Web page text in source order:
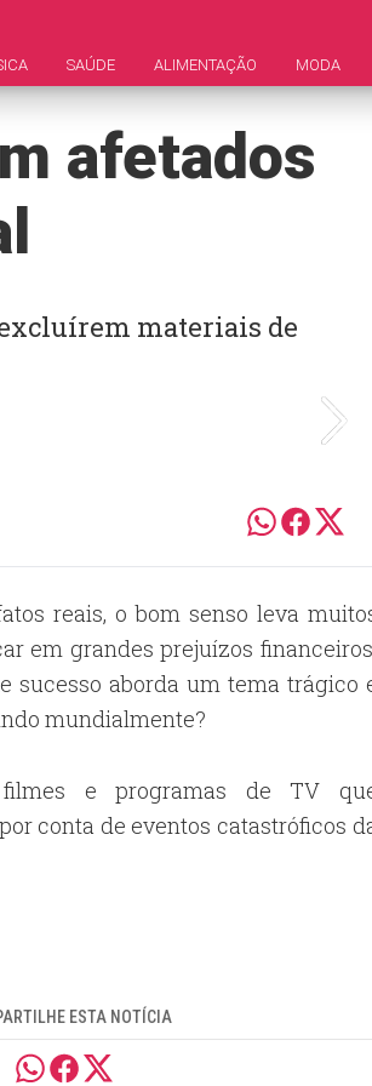
SAÚDE ALIMENTAÇÃO MODA
afetados
materiais de
reais, o bom senso leva
em grandes prejuízos
sucesso aborda um tema trágico
mundialmente?
e programas de TV
conta de eventos catastróficos
ESTA NOTÍCIA